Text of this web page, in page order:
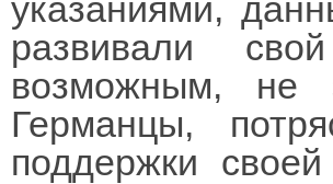
указаниями,
развивали
возможным, не
Германцы,
поддержки